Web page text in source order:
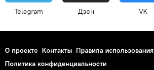
Telegram Дзен VK
О проекте Контакты Правила использования
Политика конфиденциальности